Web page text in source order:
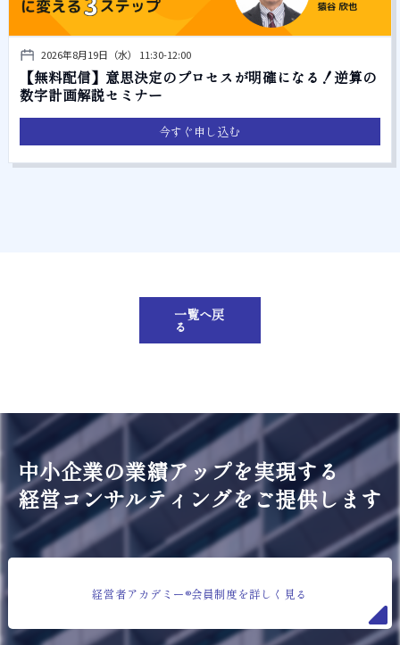
2026年8月19日（水） 11:30-12:00
【無料配信】意思決定のプロセスが明確になる！逆算の
数字計画解説セミナー
今すぐ申し込む
一覧へ戻
る
中小企業の業績アップを実現する
経営コンサルティングをご提供します
経営者アカデミー®会員制度を詳しく見る